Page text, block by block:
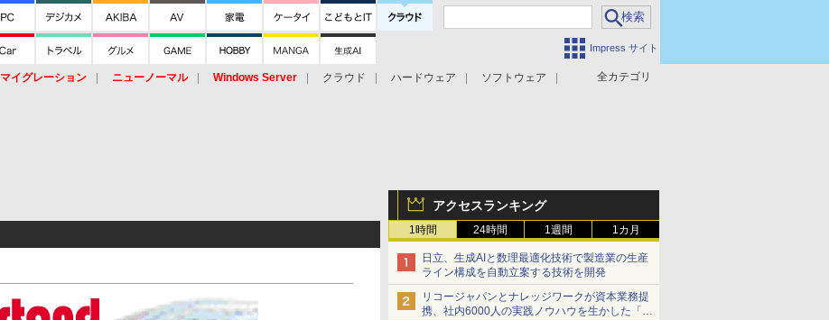
Impress サイト
全カテゴリ
マイグレーション ニューノーマル Windows Server クラウド ハードウェア
ソフトウェア
アクセスランキング
1時間 24時間 1週間 1カ月
日立、生成AIと数理最適化技術で製造業の生産
ライン構成を自動立案する技術を開発
リコージャパンとナレッジワークが資本業務提
携、社内6000人の実践ノウハウを生かした「AI